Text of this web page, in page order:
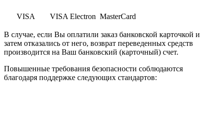
VISA VISA Electron MasterCard
В случае, если Вы оплатили заказ банковской карточкой и
затем отказались от него, возврат переведенных средств
производится на Ваш банковский (карточный) счет.
Повышенные требования безопасности соблюдаются
благодаря поддержке следующих стандартов: